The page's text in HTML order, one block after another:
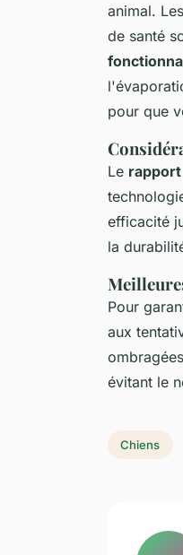
animal.
de santé
pour que
Le
efficacité
la
Pour
aux
évitant le
Chiens